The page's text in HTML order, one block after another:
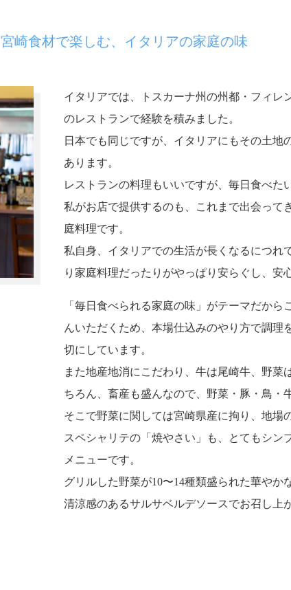
宮崎食材で楽しむ、イタリアの家庭の味
イタリアでは、トスカーナ州の州都・フィレ
のレストランで経験を積みました。
日本でも同じですが、イタリアにもその土
あります。
レストランの料理もいいですが、毎日食べた
私がお店で提供するのも、これまで出会って
庭料理です。
私自身、イタリアでの生活が長くなるにつれ
り家庭料理だったりがやっぱり安らぐし、安
「毎日食べられる家庭の味」がテーマだか
んいただくため、本場仕込みのやり方で調理
切にしています。
また地産地消にこだわり、牛は尾崎牛、野菜
ちろん、畜産も盛んなので、野菜・豚・鳥・
そこで野菜に関しては宮崎県産に拘り、地場
スペシャリテの「焼やさい」も、とてもシン
メニューです。
グリルした野菜が10〜14種類盛られた華やか
清涼感のあるサルサベルデソースでお召し上